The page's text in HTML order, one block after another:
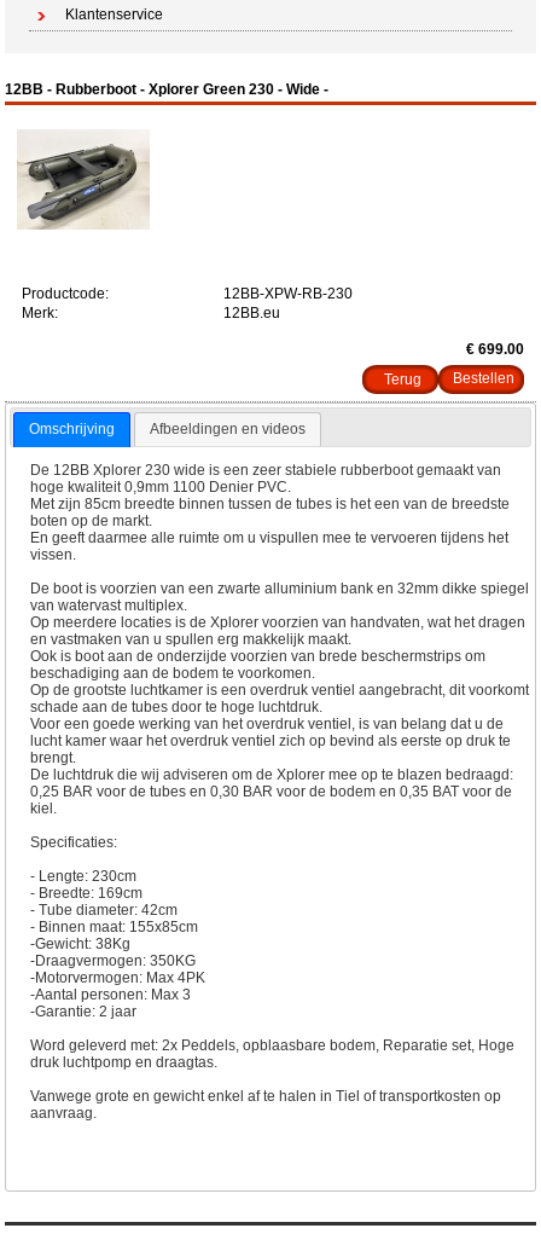
Klantenservice
12BB - Rubberboot - Xplorer Green 230 - Wide -
Productcode:
12BB-XPW-RB-230
Merk:
12BB.eu
€ 699.00
Terug
Omschrijving Afbeeldingen en videos
De 12BB Xplorer 230 wide is een zeer stabiele rubberboot gemaakt van
hoge kwaliteit 0,9mm 1100 Denier PVC.
Met zijn 85cm breedte binnen tussen de tubes is het een van de breedste
boten op de markt.
En geeft daarmee alle ruimte om u vispullen mee te vervoeren tijdens het
vissen.
De boot is voorzien van een zwarte alluminium bank en 32mm dikke spiegel
van watervast multiplex.
Op meerdere locaties is de Xplorer voorzien van handvaten, wat het dragen
en vastmaken van u spullen erg makkelijk maakt.
Ook is boot aan de onderzijde voorzien van brede beschermstrips om
beschadiging aan de bodem te voorkomen.
Op de grootste luchtkamer is een overdruk ventiel aangebracht, dit voorkomt
schade aan de tubes door te hoge luchtdruk.
Voor een goede werking van het overdruk ventiel, is van belang dat u de
lucht kamer waar het overdruk ventiel zich op bevind als eerste op druk te
brengt.
De luchtdruk die wij adviseren om de Xplorer mee op te blazen bedraagd:
0,25 BAR voor de tubes en 0,30 BAR voor de bodem en 0,35 BAT voor de
kiel.
Specificaties:
- Lengte: 230cm
- Breedte: 169cm
- Tube diameter: 42cm
- Binnen maat: 155x85cm
-Gewicht: 38Kg
-Draagvermogen: 350KG
-Motorvermogen: Max 4PK
-Aantal personen: Max 3
-Garantie: 2 jaar
Word geleverd met: 2x Peddels, opblaasbare bodem, Reparatie set, Hoge
druk luchtpomp en draagtas.
Vanwege grote en gewicht enkel af te halen in Tiel of transportkosten op
aanvraag.